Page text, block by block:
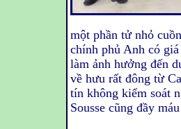
một phần tử nhỏ
chính phủ Anh có
làm ảnh hưởng đến
về hưu rất đông từ
tín không kiểm soát
Sousse cũng đầy